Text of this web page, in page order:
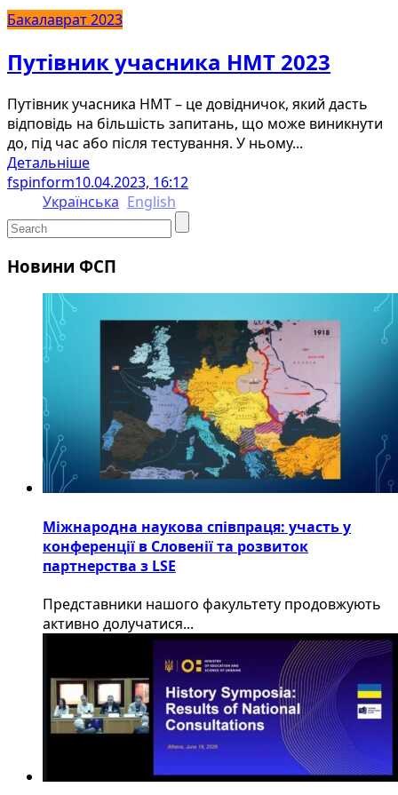
Бакалаврат 2023
Путівник учасника НМТ 2023
Путівник учасника НМТ – це довідничок, який дасть
відповідь на більшість запитань, що може виникнути
до, під час або після тестування. У ньому...
Детальніше
fspinform10.04.2023, 16:12
Українська English
Новини ФСП
Міжнародна наукова співпраця: участь у
конференції в Словенії та розвиток
партнерства з LSE
​Представники нашого факультету продовжують
активно долучатися...